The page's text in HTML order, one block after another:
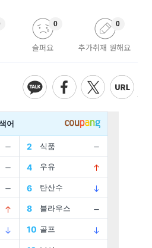
슬퍼요
0
추가취재 원해요
0